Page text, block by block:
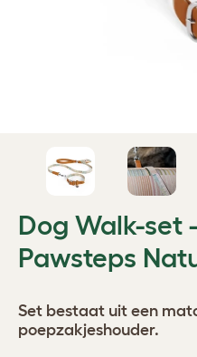
Dog Walk-set
Pawsteps
Set bestaat uit een
poepzakjeshouder.